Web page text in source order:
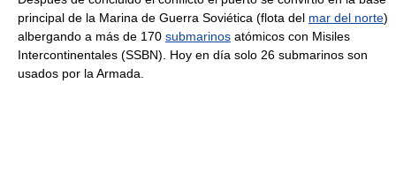
principal de la Marina de Guerra Soviética (flota del mar del norte)
albergando a más de 170 submarinos atómicos con Misiles
Intercontinentales (SSBN). Hoy en día solo 26 submarinos son
usados por la Armada.